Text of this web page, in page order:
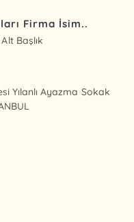
Firma İsim..
Başlık
Yılanlı Ayazma Sokak